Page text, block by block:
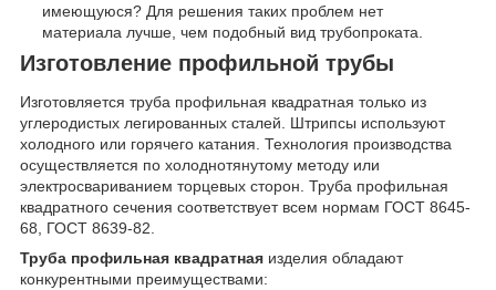
имеющуюся? Для решения таких проблем нет
материала лучше, чем подобный вид трубопроката.
Изготовление профильной трубы
Изготовляется труба профильная квадратная только из
углеродистых легированных сталей. Штрипсы используют
холодного или горячего катания. Технология производства
осуществляется по холоднотянутому методу или
электросвариванием торцевых сторон. Труба профильная
квадратного сечения соответствует всем нормам ГОСТ 8645-
68, ГОСТ 8639-82.
Труба профильная квадратная изделия обладают
конкурентными преимуществами: